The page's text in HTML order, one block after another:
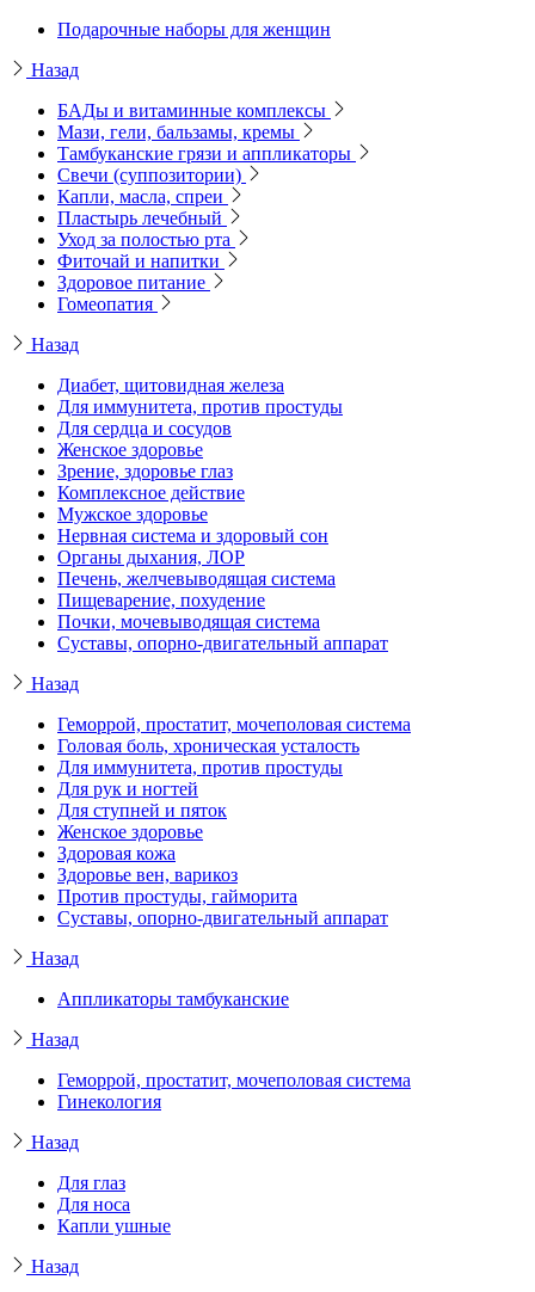
Подарочные наборы для женщин
Назад
БАДы и витаминные комплексы
Мази, гели, бальзамы, кремы
Тамбуканские грязи и аппликаторы
Свечи (суппозитории)
Капли, масла, спреи
Пластырь лечебный
Уход за полостью рта
Фиточай и напитки
Здоровое питание
Гомеопатия
Назад
Диабет, щитовидная железа
Для иммунитета, против простуды
Для сердца и сосудов
Женское здоровье
Зрение, здоровье глаз
Комплексное действие
Мужское здоровье
Нервная система и здоровый сон
Органы дыхания, ЛОР
Печень, желчевыводящая система
Пищеварение, похудение
Почки, мочевыводящая система
Суставы, опорно-двигательный аппарат
Назад
Геморрой, простатит, мочеполовая система
Головая боль, хроническая усталость
Для иммунитета, против простуды
Для рук и ногтей
Для ступней и пяток
Женское здоровье
Здоровая кожа
Здоровье вен, варикоз
Против простуды, гайморита
Суставы, опорно-двигательный аппарат
Назад
Аппликаторы тамбуканские
Назад
Геморрой, простатит, мочеполовая система
Гинекология
Назад
Для глаз
Для носа
Капли ушные
Назад